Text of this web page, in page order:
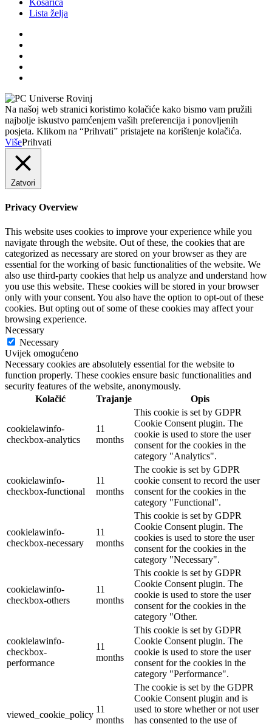
Košarica
Lista želja
Na našoj web stranici koristimo kolačiće kako bismo vam pružili
najbolje iskustvo pamćenjem vaših preferencija i ponovljenih
posjeta. Klikom na “Prihvati” pristajete na korištenje kolačića.
VišePrihvati
Zatvori
Privacy Overview
This website uses cookies to improve your experience while you
navigate through the website. Out of these, the cookies that are
categorized as necessary are stored on your browser as they are
essential for the working of basic functionalities of the website. We
also use third-party cookies that help us analyze and understand how
you use this website. These cookies will be stored in your browser
only with your consent. You also have the option to opt-out of these
cookies. But opting out of some of these cookies may affect your
browsing experience.
Necessary
Necessary
Uvijek omogućeno
Necessary cookies are absolutely essential for the website to
function properly. These cookies ensure basic functionalities and
security features of the website, anonymously.
Kolačić
Trajanje Opis
cookielawinfo-
checkbox-analytics
11
months
This cookie is set by GDPR
Cookie Consent plugin. The
cookie is used to store the user
consent for the cookies in the
category "Analytics".
cookielawinfo-
checkbox-functional
11
months
The cookie is set by GDPR
cookie consent to record the user
consent for the cookies in the
category "Functional".
cookielawinfo-
checkbox-necessary
11
months
This cookie is set by GDPR
Cookie Consent plugin. The
cookies is used to store the user
consent for the cookies in the
category "Necessary".
cookielawinfo-
checkbox-others
11
months
This cookie is set by GDPR
Cookie Consent plugin. The
cookie is used to store the user
consent for the cookies in the
category "Other.
cookielawinfo-
checkbox-
performance
11
months
This cookie is set by GDPR
Cookie Consent plugin. The
cookie is used to store the user
consent for the cookies in the
category "Performance".
viewed_cookie_policy
11
months
The cookie is set by the GDPR
Cookie Consent plugin and is
used to store whether or not user
has consented to the use of